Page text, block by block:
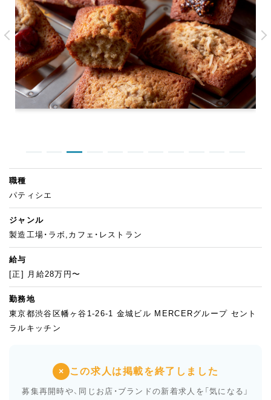
職種
パティシエ
ジャンル
製造工場・ラボ,カフェ・レストラン
給与
[正] 月給28万円〜
勤務地
東京都渋谷区幡ヶ谷1-26-1 金城ビル MERCERグループ セント
ラルキッチン
× この求人は掲載を終了しました
募集再開時や、同じお店・ブランドの新着求人を 「気になる」